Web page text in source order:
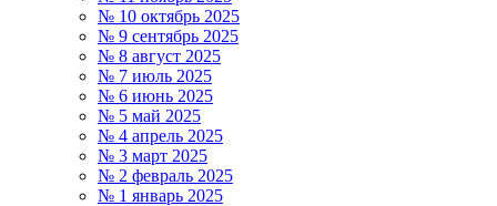
№ 10 октябрь 2025
№ 9 сентябрь 2025
№ 8 август 2025
№ 7 июль 2025
№ 6 июнь 2025
№ 5 май 2025
№ 4 апрель 2025
№ 3 март 2025
№ 2 февраль 2025
№ 1 январь 2025